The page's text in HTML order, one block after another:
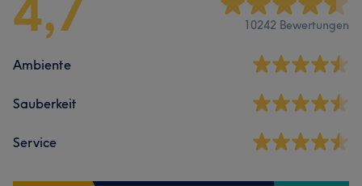
10242 Bewertungen
Ambiente
Sauberkeit
Service